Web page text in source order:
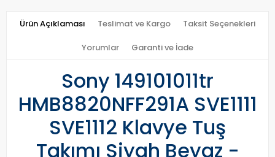
Ürün Açıklaması Teslimat ve Kargo Taksit Seçenekleri
Yorumlar Garanti ve İade
Sony 149101011tr
HMB8820NFF291A SVE1111
SVE1112 Klavye Tuş
Takımı Siyah Beyaz -